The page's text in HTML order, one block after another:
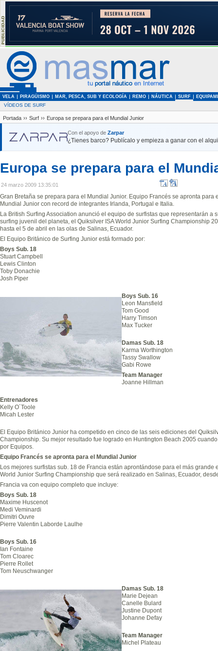
VELA PIRAGÜISMO MAR, PESCA, SUB Y ECOLOGÍA REMO NÁUTICA SURF
VÍDEOS DE SURF
Portada ›› Surf ›› Europa se prepara para el Mundial Junior
Con el apoyo de Zarpar
¿Tienes barco? Publícalo y empieza a ganar con el
Europa se prepara para el
24 marzo 2009 13:35:01
Gran Bretaña se prepara para el Mundial Junior. Equipo Francés se apronta para
Mundial Junior con record de integrantes Irlanda, Portugal e Italia.
La British Surfing Association anunció el equipo de surfistas que representarán a
surfing juvenil del planeta, el Quiksilver ISA World Junior Surfing Championship
hasta el 5 de abril en las olas de Salinas, Ecuador.
El Equipo Británico de Surfing Junior está formado por:
Boys Sub. 18
Stuart Campbell
Lewis Clinton
Toby Donachie
Josh Piper
Boys Sub. 16
Leon Mansfield
Tom Good
Harry Timson
Max Tucker
Damas Sub. 18
Karma Worthington
Tassy Swallow
Gabi Rowe
Team Manager
Joanne Hillman
Entrenadores
Kelly O´Toole
Micah Lester
El Equipo Británico Junior ha competido en cinco de las seis ediciones del
Championship. Su mejor resultado fue logrado en Huntington Beach 2005
por Equipos.
Equipo Francés se apronta para el Mundial Junior
Los mejores surfistas sub. 18 de Francia están aprontándose para el más grande
World Junior Surfing Championship que será realizado en Salinas, Ecuador,
Francia va con equipo completo que incluye:
Boys Sub. 18
Maxime Huscenot
Medi Veminardi
Dimitri Ouvre
Pierre Valentin Laborde Laulhe
Boys Sub. 16
Ian Fontaine
Tom Cloarec
Pierre Rollet
Tom Neuschwanger
Damas Sub. 18
Marie Dejean
Canelle Bulard
Justine Dupont
Johanne Defay
Team Manager
Michel Plateau